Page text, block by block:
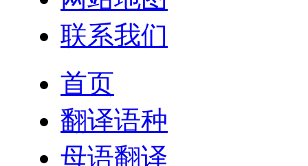
联系我们
首页
翻译语种
母语翻译